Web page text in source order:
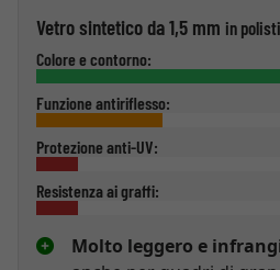
Vetro sintetico da 1,5 mm in
Colore e contorno:
Funzione antiriflesso:
Protezione anti-UV:
Resistenza ai graffi:
Molto leggero e